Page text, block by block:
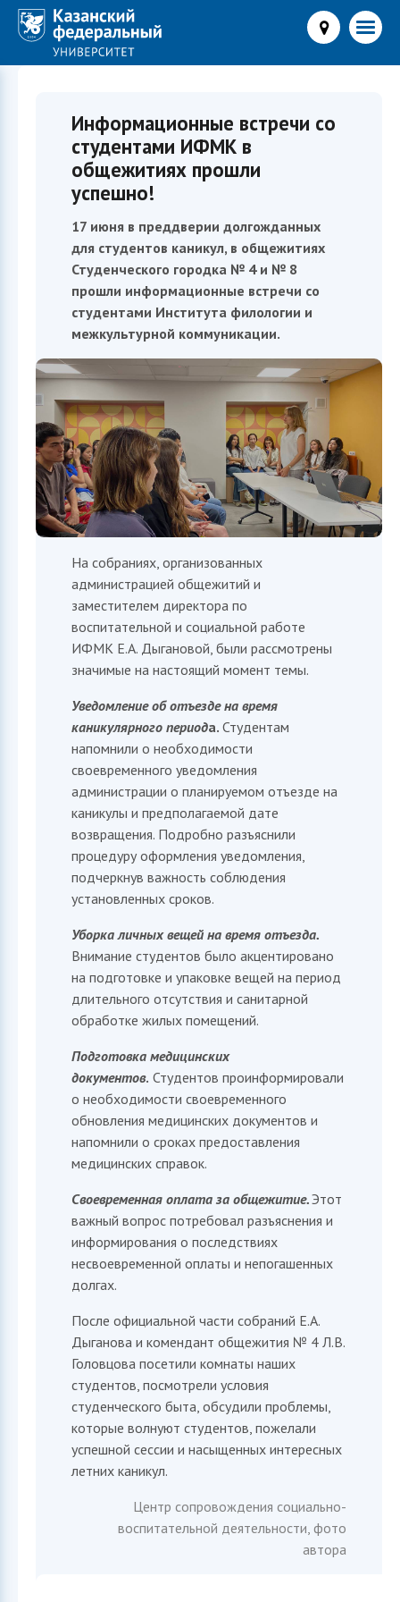
Информационные встречи со
студентами ИФМК в
общежитиях прошли
успешно!
17 июня в преддверии долгожданных
для студентов каникул, в общежитиях
Студенческого городка № 4 и № 8
прошли информационные встречи со
студентами Института филологии и
межкультурной коммуникации.
На собраниях, организованных
администрацией общежитий и
заместителем директора по
воспитательной и социальной работе
ИФМК Е.А. Дыгановой, были рассмотрены
значимые на настоящий момент темы.
Уведомление об отъезде на время
каникулярного периода. Студентам
напомнили о необходимости
своевременного уведомления
администрации о планируемом отъезде на
каникулы и предполагаемой дате
возвращения. Подробно разъяснили
процедуру оформления уведомления,
подчеркнув важность соблюдения
установленных сроков.
Уборка личных вещей на время отъезда.
Внимание студентов было акцентировано
на подготовке и упаковке вещей на период
длительного отсутствия и санитарной
обработке жилых помещений.
Подготовка медицинских
документов. Студентов проинформировали
о необходимости своевременного
обновления медицинских документов и
напомнили о сроках предоставления
медицинских справок.
Своевременная оплата за общежитие.Этот
важный вопрос потребовал разъяснения и
информирования о последствиях
несвоевременной оплаты и непогашенных
долгах.
После официальной части собраний Е.А.
Дыганова и комендант общежития № 4 Л.В.
Головцова посетили комнаты наших
студентов, посмотрели условия
студенческого быта, обсудили проблемы,
которые волнуют студентов, пожелали
успешной сессии и насыщенных интересных
летних каникул.
Центр сопровождения социально-
воспитательной деятельности, фото
автора
София
ИИ-ассистент приемной комиссии ИФМК КФУ